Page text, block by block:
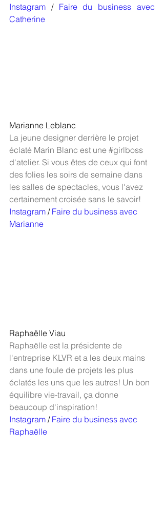
Instagram / Faire du business avec
Catherine
Marianne Leblanc
La jeune designer derrière le projet
éclaté Marin Blanc est une #girlboss
d'atelier. Si vous êtes de ceux qui font
des folies les soirs de semaine dans
les salles de spectacles, vous l'avez
certainement croisée sans le savoir!
Instagram / Faire du business avec
Marianne
Raphaëlle Viau
Raphaëlle est la présidente de
l'entreprise KLVR et a les deux mains
dans une foule de projets les plus
éclatés les uns que les autres! Un bon
équilibre vie-travail, ça donne
beaucoup d'inspiration!
Instagram / Faire du business avec
Raphaëlle